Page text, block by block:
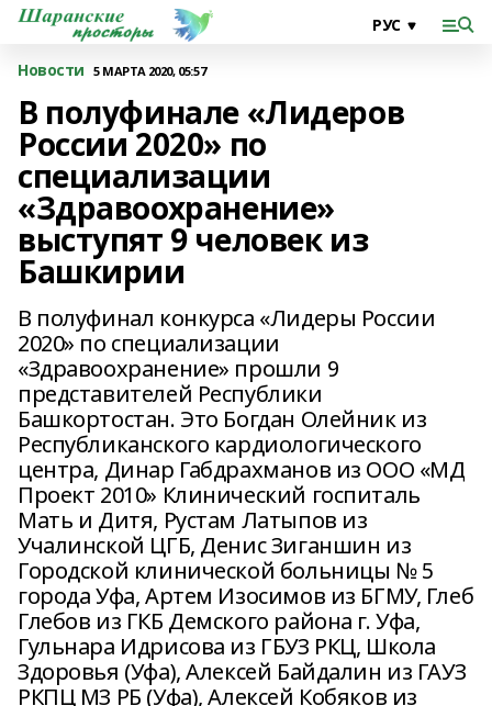
Новости 5 МАРТА 2020, 05:57
В полуфинале «Лидеров
России 2020» по
специализации
«Здравоохранение»
выступят 9 человек из
Башкирии
В полуфинал конкурса «Лидеры России
2020» по специализации
«Здравоохранение» прошли 9
представителей Республики
Башкортостан. Это Богдан Олейник из
Республиканского кардиологического
центра, Динар Габдрахманов из ООО «МД
Проект 2010» Клинический госпиталь
Мать и Дитя, Рустам Латыпов из
Учалинской ЦГБ, Денис Зиганшин из
Городской клинической больницы № 5
города Уфа, Артем Изосимов из БГМУ, Глеб
Глебов из ГКБ Демского района г. Уфа,
Гульнара Идрисова из ГБУЗ РКЦ, Школа
Здоровья (Уфа), Алексей Байдалин из ГАУЗ
РКПЦ МЗ РБ (Уфа), Алексей Кобяков из